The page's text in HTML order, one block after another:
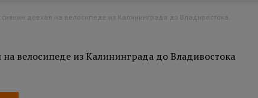
доехал на велосипеде из Калининграда до Владивостока
велосипеде из Калининграда до Владивостока